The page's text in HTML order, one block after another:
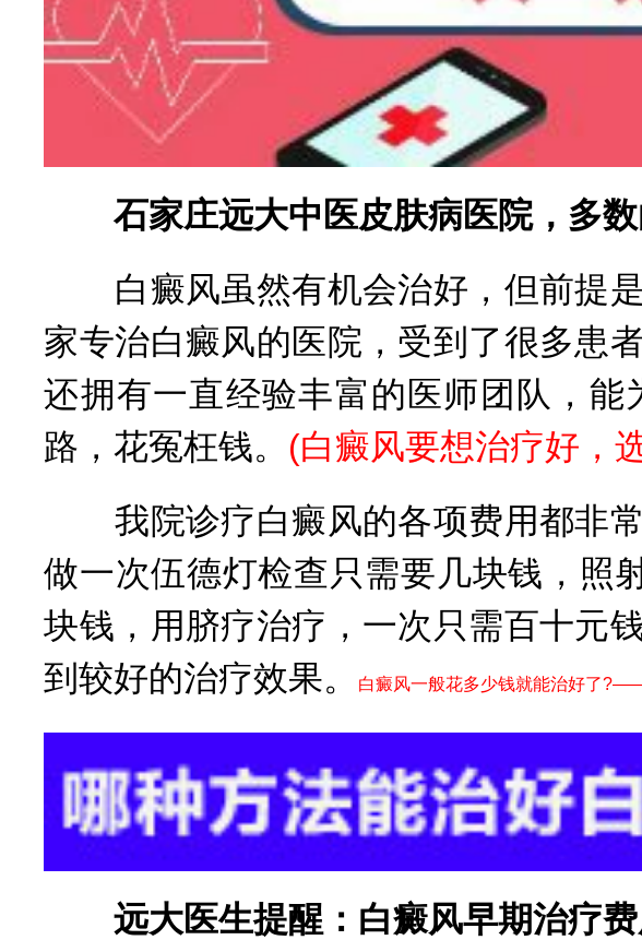
石家庄远大中医皮肤病医院，多数
白癜风虽然有机会治好，但前提是
家专治白癜风的医院，受到了很多患
还拥有一直经验丰富的医师团队，
路，花冤枉钱。 (白癜风要想治疗好，
我院诊疗白癜风的各项费用都非常
做一次伍德灯检查只需要几块钱，照
块钱，用脐疗治疗，一次只需百十元
到较好的治疗效果。
白癜风一般花多少钱就能治好了
远大医生提醒：白癜风早期治疗费